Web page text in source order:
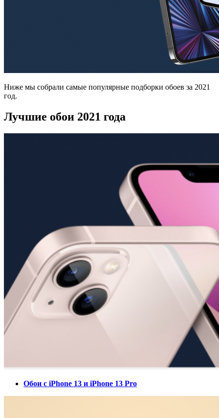
Ниже мы собрали самые популярные подборки обоев за 2021
год.
Лучшие обои 2021 года
Обои с iPhone 13 и iPhone 13 Pro